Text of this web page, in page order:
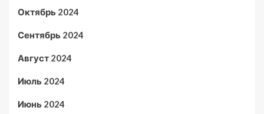
Октябрь 2024
Сентябрь 2024
Август 2024
Июль 2024
Июнь 2024